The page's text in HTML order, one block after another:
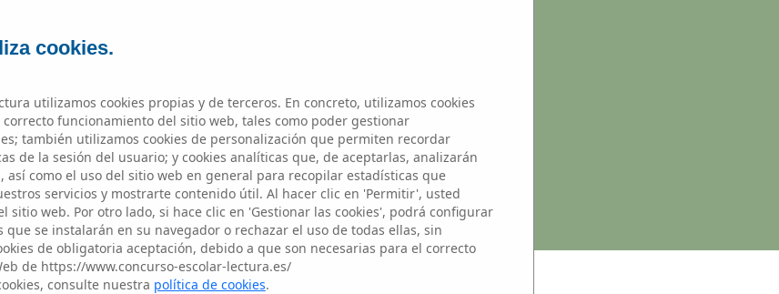
Participantes
cookies.
utilizamos cookies propias y de terceros. En concreto, utilizamos cookies
funcionamiento del sitio web, tales como poder gestionar
también utilizamos cookies de personalización que permiten recordar
de la sesión del usuario; y cookies analíticas que, de aceptarlas, analizarán
así como el uso del sitio web en general para recopilar estadísticas que
servicios y mostrarte contenido útil. Al hacer clic en 'Permitir', usted
sitio web. Por otro lado, si hace clic en 'Gestionar las cookies', podrá configurar
que se instalarán en su navegador o rechazar el uso de todas ellas, sin
de obligatoria aceptación, debido a que son necesarias para el correcto
de https://www.concurso-escolar-lectura.es/
consulte nuestra política de cookies.